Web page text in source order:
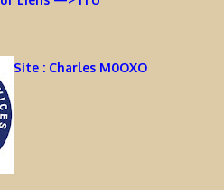
Site : Charles M0OXO